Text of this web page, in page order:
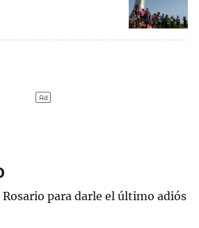
Rosario para darle el último adiós